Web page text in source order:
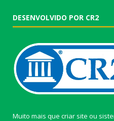
DESENVOLVIDO POR CR2
Muito mais que criar site ou